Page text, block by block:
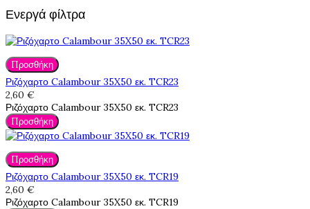
Ενεργά φίλτρα
Προσθήκη
Ριζόχαρτο Calambour 35X50 εκ. TCR23
2,60 €
Ριζόχαρτο Calambour 35X50 εκ. TCR23
Προσθήκη
Προσθήκη
Ριζόχαρτο Calambour 35X50 εκ. TCR19
2,60 €
Ριζόχαρτο Calambour 35X50 εκ. TCR19